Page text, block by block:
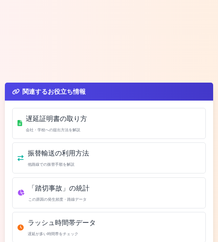
関連するお役立ち情報
遅延証明書の取り方
会社・学校への提出方法を解説
振替輸送の利用方法
他路線での振替手順を解説
「踏切事故」の統計
この原因の発生頻度・路線データ
ラッシュ時間帯データ
遅延が多い時間帯をチェック